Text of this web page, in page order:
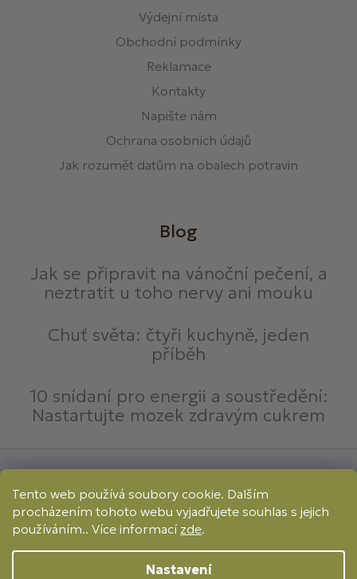
Tento web používá soubory cookie. Dalším
procházením tohoto webu vyjadřujete souhlas s jejich
používáním.. Více informací zde.
Nastavení
Výdejní místa
Obchodní podmínky
Reklamace
Kontakty
Napište nám
Ochrana osobních údajů
Jak rozumět datům na obalech potravin
Blog
Jak se připravit na vánoční pečení, a
neztratit u toho nervy ani mouku
Chuť světa: čtyři kuchyně, jeden
příběh
10 snídaní pro energii a soustředění:
Nastartujte mozek zdravým cukrem
Online Převod Dobírka
Způsoby dopravy: